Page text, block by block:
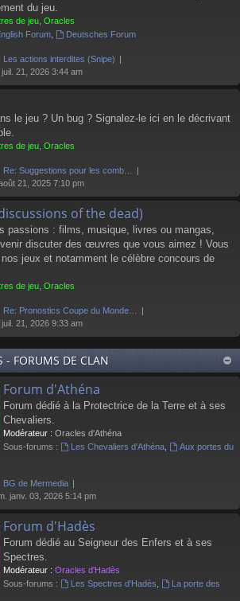
du jeu.
de jeu Oracles
Forum,
Deutsches Forum
Les actions interdites (Snipe)
juil. 21, 2026 3:44 am
le jeu ? Un bug ? Signalez-le ici en le décrivant
de jeu Oracles
Re: Suggestions pour les comb…
août 21, 2025 7:10 pm
of the dead)
passions : films, musique, livres ou mangas,
discuter des œuvres que vous aimez ! Vous
jeux et notamment le célèbre concours de
de jeu Oracles
Re: Pronostics Coupe du Monde…
juil. 21, 2026 9:33 am
- FORUMS DE CLAN
Forum d'Athéna
Forum dédié à la Protectrice de la Terre et à ses
Chevaliers.
Modérateur : Oracles d'Athéna
Sous-forums :
Les Chevaliers d'Athéna,
Aux portes du
BG de Mermedia
janv. 03, 2026 5:14 pm
Forum d'Hadès
Forum dédié au Seigneur des Enfers et à ses
Spectres.
Modérateur : Oracles d'Hadès
Sous-forums :
Les Spectres d'Hadès
La porte des